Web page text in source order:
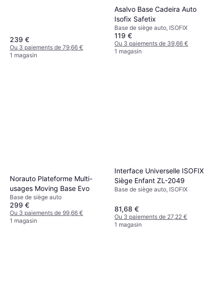
239 €
Ou 3 paiements de 79,66 €
1 magasin
Asalvo Base Cadeira Auto
Isofix Safetix
Base de siège auto, ISOFIX
119 €
Ou 3 paiements de 39,66 €
1 magasin
Norauto Plateforme Multi-
usages Moving Base Evo
Base de siège auto
299 €
Ou 3 paiements de 99,66 €
1 magasin
Interface Universelle ISOFIX
Siège Enfant ZL-2049
Base de siège auto, ISOFIX
81,68 €
Ou 3 paiements de 27,22 €
1 magasin